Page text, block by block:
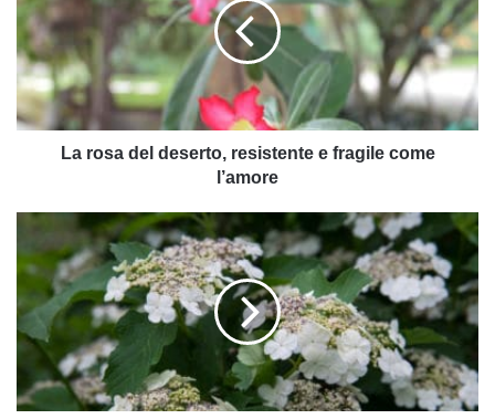
deserto,
resistente
e
fragile
come
l’amore
La rosa del deserto, resistente e fragile come
l’amore
pianta
ornamentale
con
grandi
nota
anche